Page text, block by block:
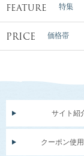
FEATURE 特集
PRICE 価格帯
サイト紹
クーポン使